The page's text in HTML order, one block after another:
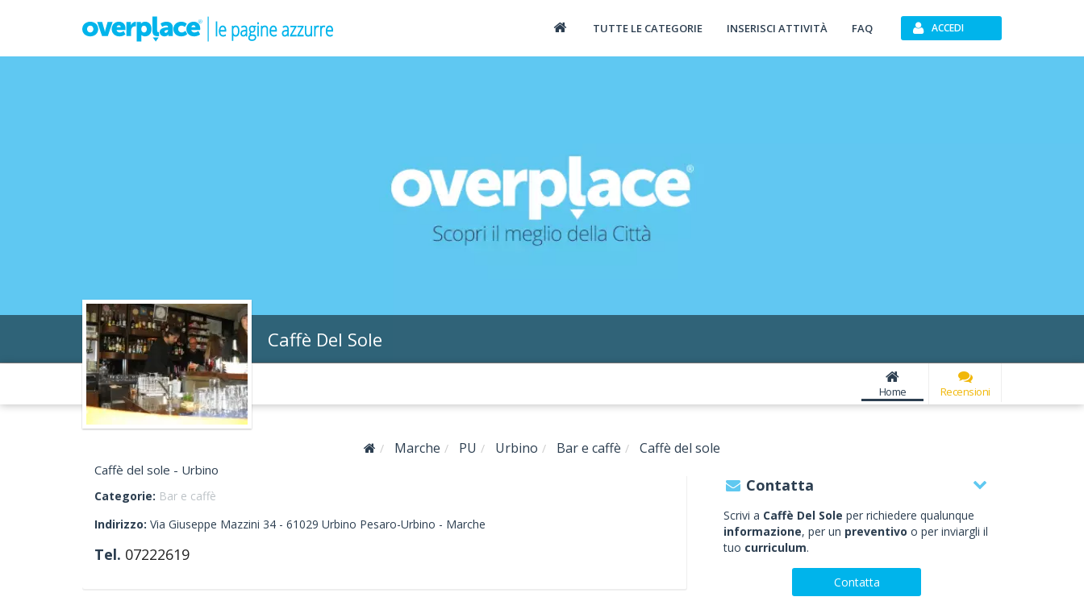
TUTTE LE CATEGORIE INSERISCI ATTIVITÀ FAQ ACCEDI
Caffè Del Sole
Home Recensioni
Marche PU Urbino Bar e caffè Caffè del sole
Caffè del sole - Urbino
Categorie: Bar e caffè
Indirizzo: Via Giuseppe Mazzini 34 - 61029 Urbino Pesaro-Urbino - Marche
Tel. 07222619
Contatta
Scrivi a Caffè Del Sole per richiedere qualunque
informazione, per un preventivo o per inviargli il
tuo curriculum.
Contatta